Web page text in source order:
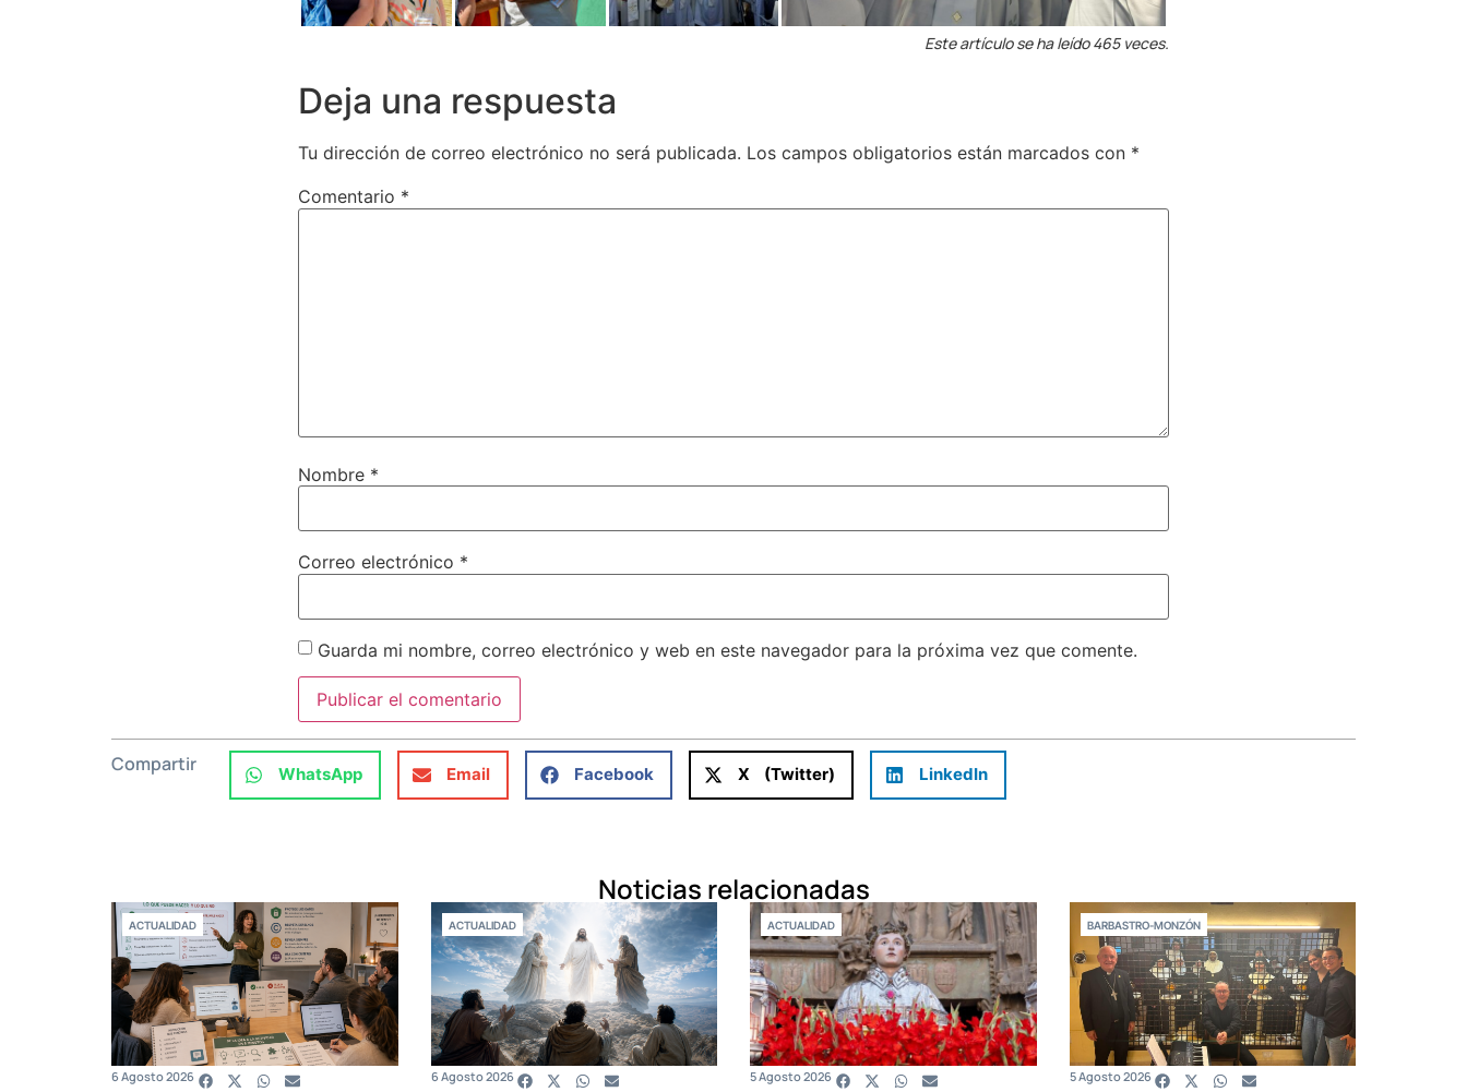
Este artículo se ha leído 465 veces.
Deja una respuesta
Tu dirección de correo electrónico no será publicada. Los campos obligatorios están marcados con *
Comentario *
Nombre *
Correo electrónico *
Guarda mi nombre, correo electrónico y web en este navegador para la próxima vez que comente.
Compartir WhatsApp Email Facebook X (Twitter) LinkedIn
Noticias relacionadas
ACTUALIDAD
6 Agosto 2026
ACTUALIDAD
6 Agosto 2026
ACTUALIDAD
5 Agosto 2026
BARBASTRO-MONZÓN
5 Agosto 2026